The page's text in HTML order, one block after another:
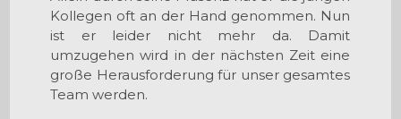
Kollegen oft an der Hand genommen. Nun
ist er leider nicht mehr da. Damit
umzugehen wird in der nächsten Zeit eine
große Herausforderung für unser gesamtes
Team werden.